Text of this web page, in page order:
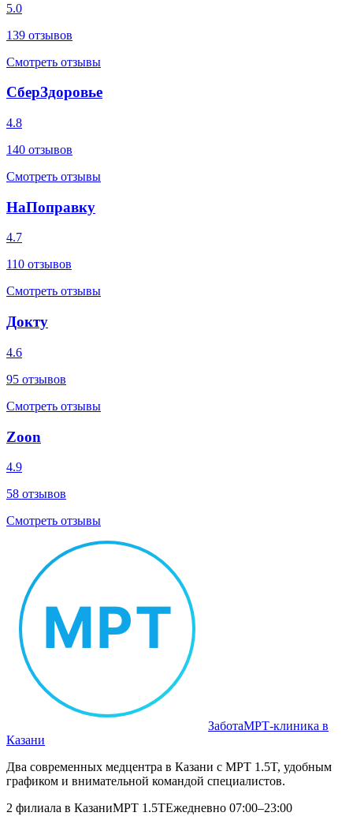
5.0
139 отзывов
Смотреть отзывы
СберЗдоровье
4.8
140 отзывов
Смотреть отзывы
НаПоправку
4.7
110 отзывов
Смотреть отзывы
Докту
4.6
95 отзывов
Смотреть отзывы
Zoon
4.9
58 отзывов
Смотреть отзывы
ЗаботаМРТ‑клиника в
Казани
Два современных медцентра в Казани с МРТ 1.5T, удобным
графиком и внимательной командой специалистов.
2 филиала в КазаниМРТ 1.5TЕжедневно 07:00–23:00